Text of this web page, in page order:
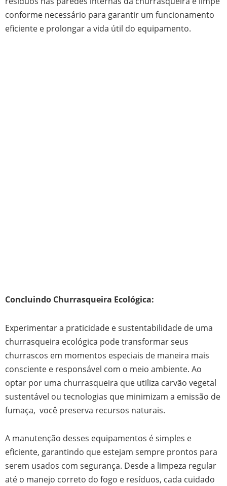
conforme necessário para garantir um funcionamento
eficiente e prolongar a vida útil do equipamento.
Concluindo Churrasqueira Ecológica:
Experimentar a praticidade e sustentabilidade de uma
churrasqueira ecológica pode transformar seus
churrascos em momentos especiais de maneira mais
consciente e responsável com o meio ambiente. Ao
optar por uma churrasqueira que utiliza carvão vegetal
sustentável ou tecnologias que minimizam a emissão de
fumaça, você preserva recursos naturais.
A manutenção desses equipamentos é simples e
eficiente, garantindo que estejam sempre prontos para
serem usados com segurança. Desde a limpeza regular
até o manejo correto do fogo e resíduos, cada cuidado